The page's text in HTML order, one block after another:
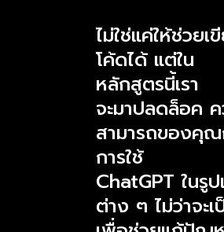
ไม่ใช่แค่ให้ช่วยเ
โค้ดได้ แต่ใน
หลักสูตรนี้เรา
จะมาปลดล็อค
สามารถของคุ
การใช้
ChatGPT ในรู
ต่าง ๆ ไม่ว่าจะเ